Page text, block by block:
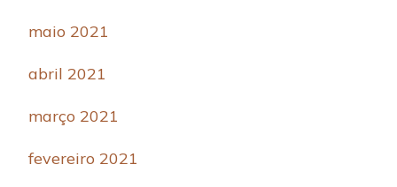
maio 2021
abril 2021
março 2021
fevereiro 2021